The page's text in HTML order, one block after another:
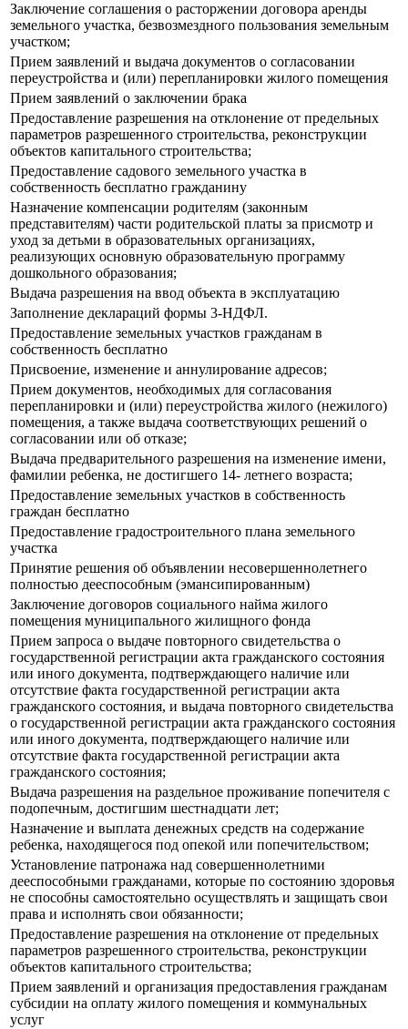
Заключение соглашения о расторжении договора аренды
земельного участка, безвозмездного пользования земельным
участком;
Прием заявлений и выдача документов о согласовании
переустройства и (или) перепланировки жилого помещения
Прием заявлений о заключении брака
Предоставление разрешения на отклонение от предельных
параметров разрешенного строительства, реконструкции
объектов капитального строительства;
Предоставление садового земельного участка в
собственность бесплатно гражданину
Назначение компенсации родителям (законным
представителям) части родительской платы за присмотр и
уход за детьми в образовательных организациях,
реализующих основную образовательную программу
дошкольного образования;
Выдача разрешения на ввод объекта в эксплуатацию
Заполнение деклараций формы 3-НДФЛ.
Предоставление земельных участков гражданам в
собственность бесплатно
Присвоение, изменение и аннулирование адресов;
Прием документов, необходимых для согласования
перепланировки и (или) переустройства жилого (нежилого)
помещения, а также выдача соответствующих решений о
согласовании или об отказе;
Выдача предварительного разрешения на изменение имени,
фамилии ребенка, не достигшего 14- летнего возраста;
Предоставление земельных участков в собственность
граждан бесплатно
Предоставление градостроительного плана земельного
участка
Принятие решения об объявлении несовершеннолетнего
полностью дееспособным (эмансипированным)
Заключение договоров социального найма жилого
помещения муниципального жилищного фонда
Прием запроса о выдаче повторного свидетельства о
государственной регистрации акта гражданского состояния
или иного документа, подтверждающего наличие или
отсутствие факта государственной регистрации акта
гражданского состояния, и выдача повторного свидетельства
о государственной регистрации акта гражданского состояния
или иного документа, подтверждающего наличие или
отсутствие факта государственной регистрации акта
гражданского состояния;
Выдача разрешения на раздельное проживание попечителя с
подопечным, достигшим шестнадцати лет;
Назначение и выплата денежных средств на содержание
ребенка, находящегося под опекой или попечительством;
Установление патронажа над совершеннолетними
дееспособными гражданами, которые по состоянию здоровья
не способны самостоятельно осуществлять и защищать свои
права и исполнять свои обязанности;
Предоставление разрешения на отклонение от предельных
параметров разрешенного строительства, реконструкции
объектов капитального строительства;
Прием заявлений и организация предоставления гражданам
субсидии на оплату жилого помещения и коммунальных
услуг